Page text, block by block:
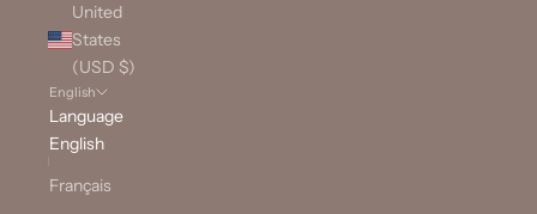
United
States
(USD $)
English
Language
English
Français